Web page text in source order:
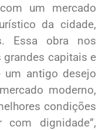
um mercado
da cidade,
Essa obra nos
capitais e
um antigo desejo
moderno,
condições
com dignidade”,